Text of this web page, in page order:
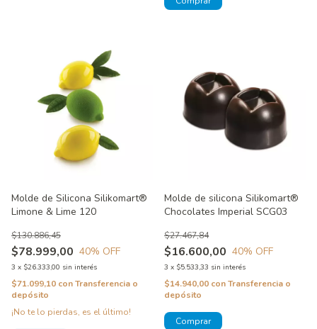
Molde de Silicona Silikomart®
Limone & Lime 120
$78.999,00
$130.886,45
40% OFF
3 x $26.333,00 sin interés
$71.099,10 conTransferencia o
depósito
¡No te lo pierdas, es el último!
Molde de silicona Silikomart®
Chocolates Imperial SCG03
$16.600,00
$27.467,84
40% OFF
3 x $5.533,33 sin interés
$14.940,00 conTransferencia o
depósito